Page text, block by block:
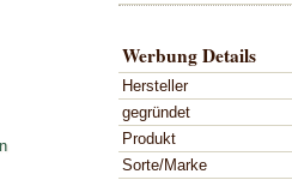
Werbung Details
Hersteller
gegründet
Produkt
Sorte/Marke